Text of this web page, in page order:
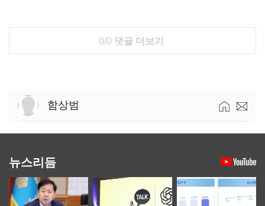
0/0 댓글 더보기
함상범
뉴스리듬